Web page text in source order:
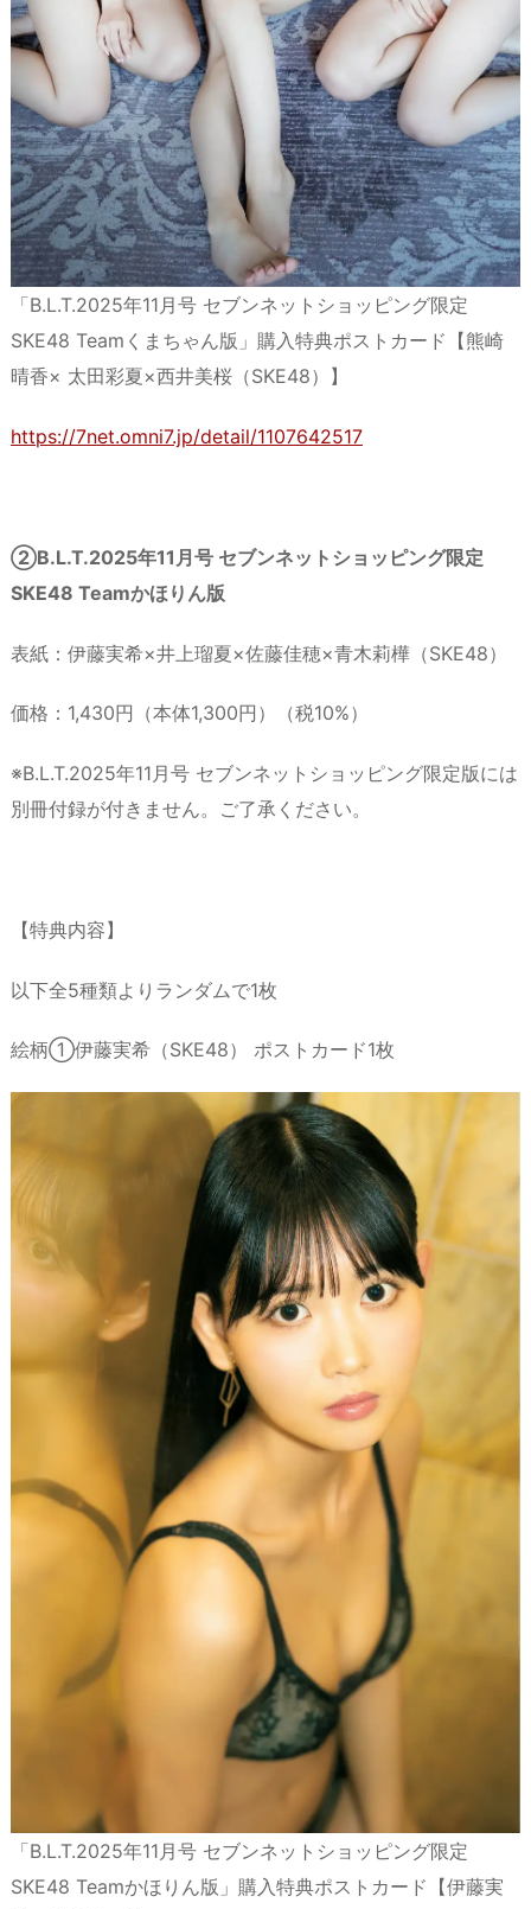
「B.L.T.2025年11月号 セブンネットショッピング限定
SKE48 Teamくまちゃん版」購入特典ポストカード【熊崎
晴香× 太田彩夏×西井美桜（SKE48）】
https://7net.omni7.jp/detail/1107642517
②B.L.T.2025年11月号 セブンネットショッピング限定
SKE48 Teamかほりん版
表紙：伊藤実希×井上瑠夏×佐藤佳穂×青木莉樺（SKE48）
価格：1,430円（本体1,300円）（税10%）
※B.L.T.2025年11月号 セブンネットショッピング限定版には
別冊付録が付きません。ご了承ください。
【特典内容】
以下全5種類よりランダムで1枚
絵柄①伊藤実希（SKE48） ポストカード1枚
「B.L.T.2025年11月号 セブンネットショッピング限定
SKE48 Teamかほりん版」購入特典ポストカード【伊藤実